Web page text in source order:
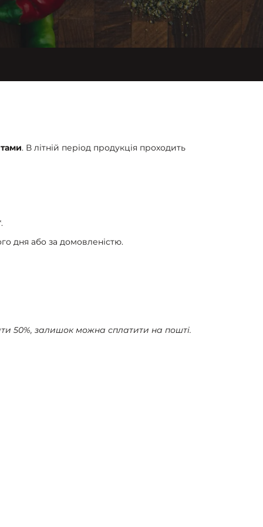
. В літній період продукція проходить
дня або за домовленістю.
50%, залишок можна сплатити на пошті.